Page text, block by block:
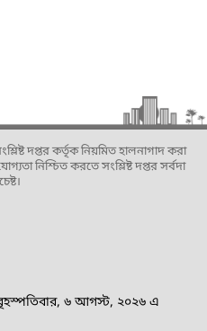
দপ্তর কর্তৃক নিয়মিত হালনাগাদ করা
নিশ্চিত করতে সংশ্লিষ্ট দপ্তর সর্বদা
বৃহস্পতিবার, ৬ আগস্ট, ২০২৬ এ